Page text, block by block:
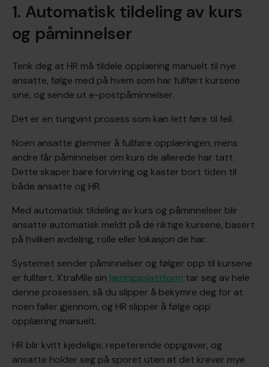
1. Automatisk tildeling av kurs
og påminnelser
Tenk deg at HR må tildele opplæring manuelt til nye
ansatte, følge med på hvem som har fullført kursene
sine, og sende ut e-postpåminnelser.
Det er en tungvint prosess som kan lett føre til feil.
Noen ansatte glemmer å fullføre opplæringen, mens
andre får påminnelser om kurs de allerede har tatt.
Dette skaper bare forvirring og kaster bort tiden til
både ansatte og HR.
Med automatisk tildeling av kurs og påminnelser blir
ansatte automatisk meldt på de riktige kursene, basert
på hvilken avdeling, rolle eller lokasjon de har.
Systemet sender påminnelser og følger opp til kursene
er fullført. XtraMile sin læringsplattform tar seg av hele
denne prosessen, så du slipper å bekymre deg for at
noen faller gjennom, og HR slipper å følge opp
opplæring manuelt.
HR blir kvitt kjedelige, repeterende oppgaver, og
ansatte holder seg på sporet uten at det krever mye